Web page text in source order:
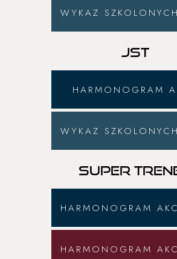
WYKAZ
JST
HARMONOGRAM
WYKAZ
SUPER
HARMONOGRAM
HARMONOGRAM